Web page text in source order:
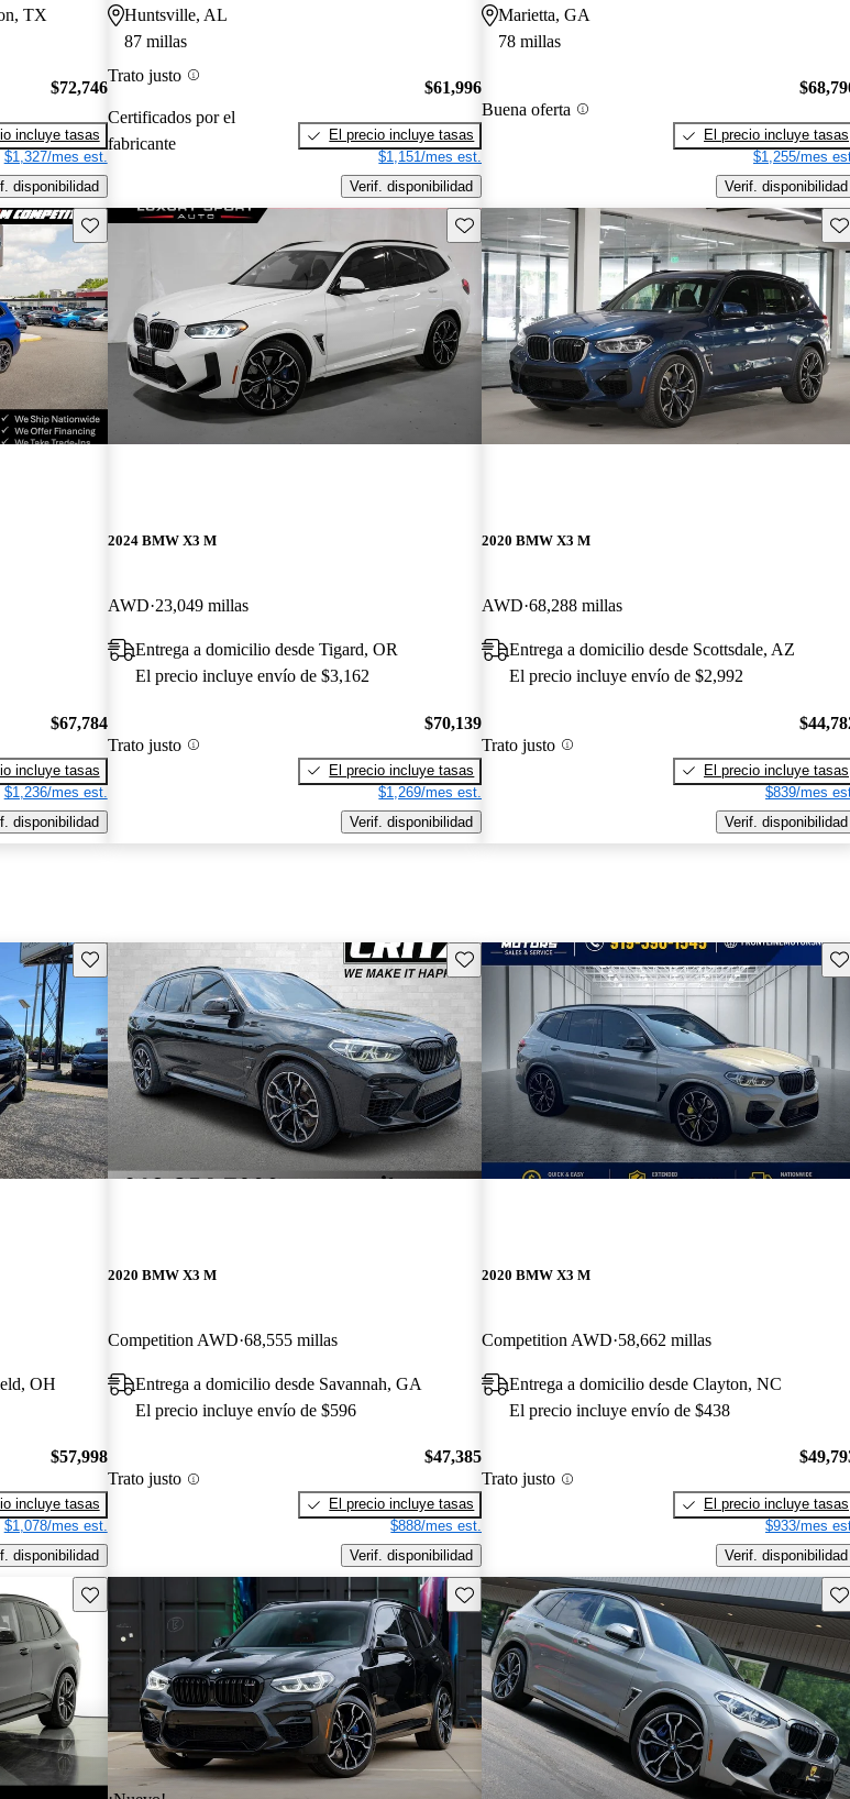
TX
$72,746
incluye tasas
$1,327/mes est.
disponibilidad
Huntsville, AL
87 millas
Trato justo
Certificados por el
fabricante
$61,996
El precio incluye tasas
$1,151/mes est.
Verif. disponibilidad
Marietta, GA
78 millas
Buena oferta
El precio incluye tasas
$1,255/mes
Verif. disponibilidad
Guarda este Aviso
$67,784
incluye tasas
$1,236/mes est.
disponibilidad
Guarda este Aviso
2024 BMW X3 M
AWD 23,049 millas
Entrega a domicilio desde Tigard, OR
El precio incluye envío de $3,162
Trato justo
$70,139
El precio incluye tasas
$1,269/mes est.
Verif. disponibilidad
2020 BMW X3 M
AWD 68,288 millas
Entrega a domicilio desde Scottsdale, AZ
El precio incluye envío de $2,992
Trato justo
El precio incluye tasas
$839/mes
Verif. disponibilidad
Guarda este Aviso
OH
$57,998
incluye tasas
$1,078/mes est.
disponibilidad
Guarda este Aviso
2020 BMW X3 M
Competition AWD 68,555 millas
Entrega a domicilio desde Savannah, GA
El precio incluye envío de $596
Trato justo
$47,385
El precio incluye tasas
$888/mes est.
Verif. disponibilidad
2020 BMW X3 M
Competition AWD 58,662 millas
Entrega a domicilio desde Clayton, NC
El precio incluye envío de $438
Trato justo
El precio incluye tasas
$933/mes
Verif. disponibilidad
Guarda este Aviso Guarda este Aviso